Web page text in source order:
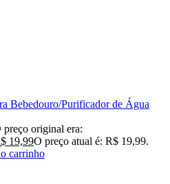
Bebedouro/Purificador de Água
preço original era:
19,99O preço atual é: R$ 19,99.
carrinho